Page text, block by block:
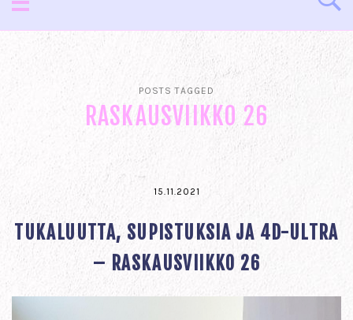
POSTS TAGGED
RASKAUSVIIKKO 26
15.11.2021
TUKALUUTTA, SUPISTUKSIA JA 4D-ULTRA
– RASKAUSVIIKKO 26